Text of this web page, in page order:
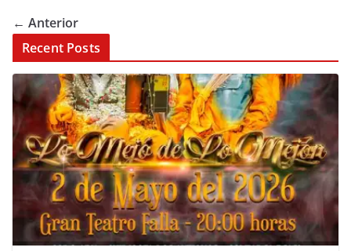
← Anterior
Recent Posts